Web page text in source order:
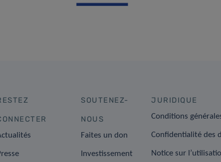
SOUTENEZ-
NOUS
Faites un don
Investissement
JURIDIQUE
Conditions
Confidentialité des
Notice sur